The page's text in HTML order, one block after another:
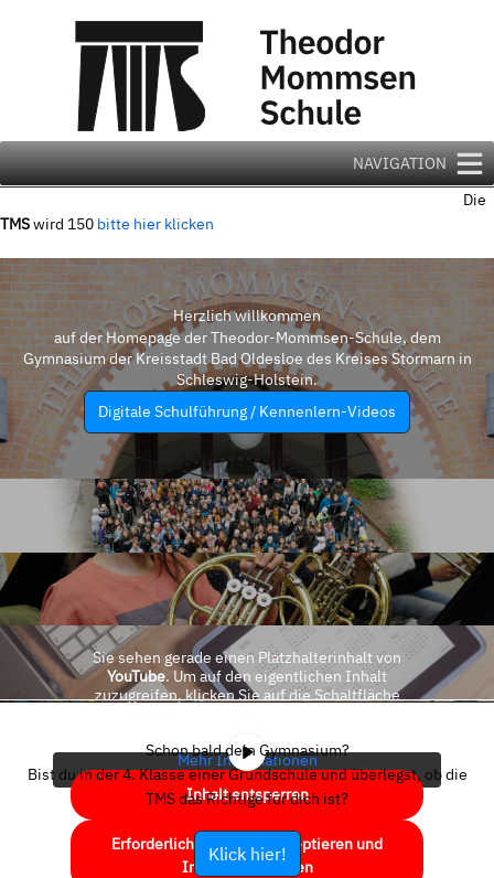
NAVIGATION
Die
TMSwird 150 bitte hier klicken
Herzlich willkommen
auf der Homepage der Theodor-Mommsen-Schule, dem
Gymnasium der Kreisstadt Bad Oldesloe des Kreises Stormarn in
Schleswig-Holstein.
Digitale Schulführung / Kennenlern-Videos
Sie sehen gerade einen Platzhalterinhalt von
YouTube. Um auf den eigentlichen Inhalt
zuzugreifen, klicken Sie auf die Schaltfläche
Mehr Informationen
Inhalt entsperren
Erforderlichen Service akzeptieren und
Inhalte entsperren
Schon bald dein Gymnasium?
Bist du in der 4. Klasse einer Grundschule und überlegst, ob die
TMS das Richtige für dich ist?
Klick hier!